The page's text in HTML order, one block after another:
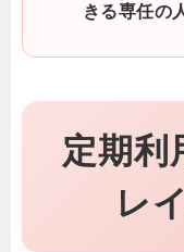
きる専任の
定期利
レ